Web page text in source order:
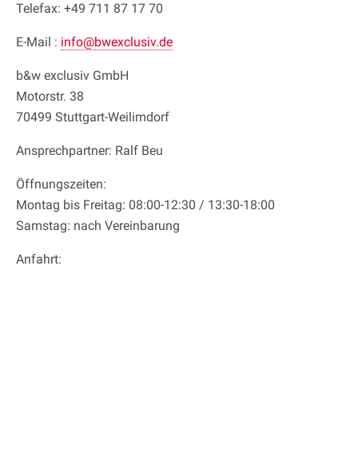
Telefax: +49 711 87 17 70
E-Mail : info@bwexclusiv.de
b&w exclusiv GmbH
Motorstr. 38
70499 Stuttgart-Weilimdorf
Ansprechpartner: Ralf Beu
Öffnungszeiten:
Montag bis Freitag: 08:00-12:30 / 13:30-18:00
Samstag: nach Vereinbarung
Anfahrt: